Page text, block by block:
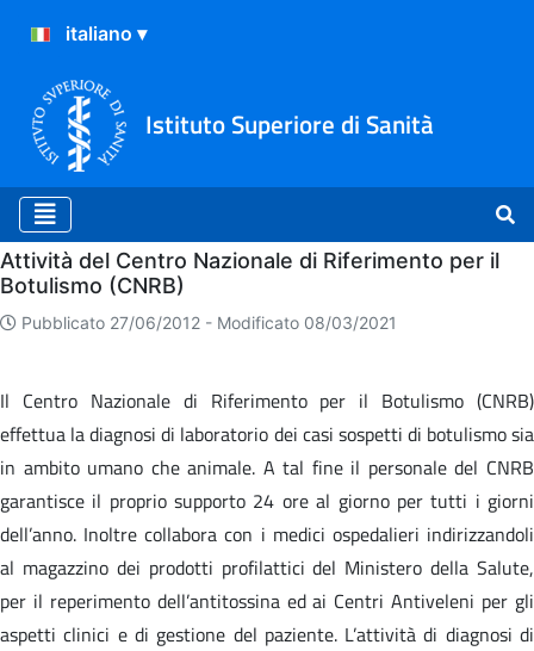
Istituto Superiore di Sanità
Home
Attività del Centro Nazionale di Riferimento per il
Botulismo (CNRB)
Pubblicato 27/06/2012 - Modificato 08/03/2021
Il Centro Nazionale di Riferimento per il Botulismo (CNRB)
effettua la diagnosi di laboratorio dei casi sospetti di botulismo sia
in ambito umano che animale. A tal fine il personale del CNRB
garantisce il proprio supporto 24 ore al giorno per tutti i giorni
dell’anno. Inoltre collabora con i medici ospedalieri indirizzandoli
al magazzino dei prodotti profilattici del Ministero della Salute,
per il reperimento dell’antitossina ed ai Centri Antiveleni per gli
aspetti clinici e di gestione del paziente. L’attività di diagnosi di